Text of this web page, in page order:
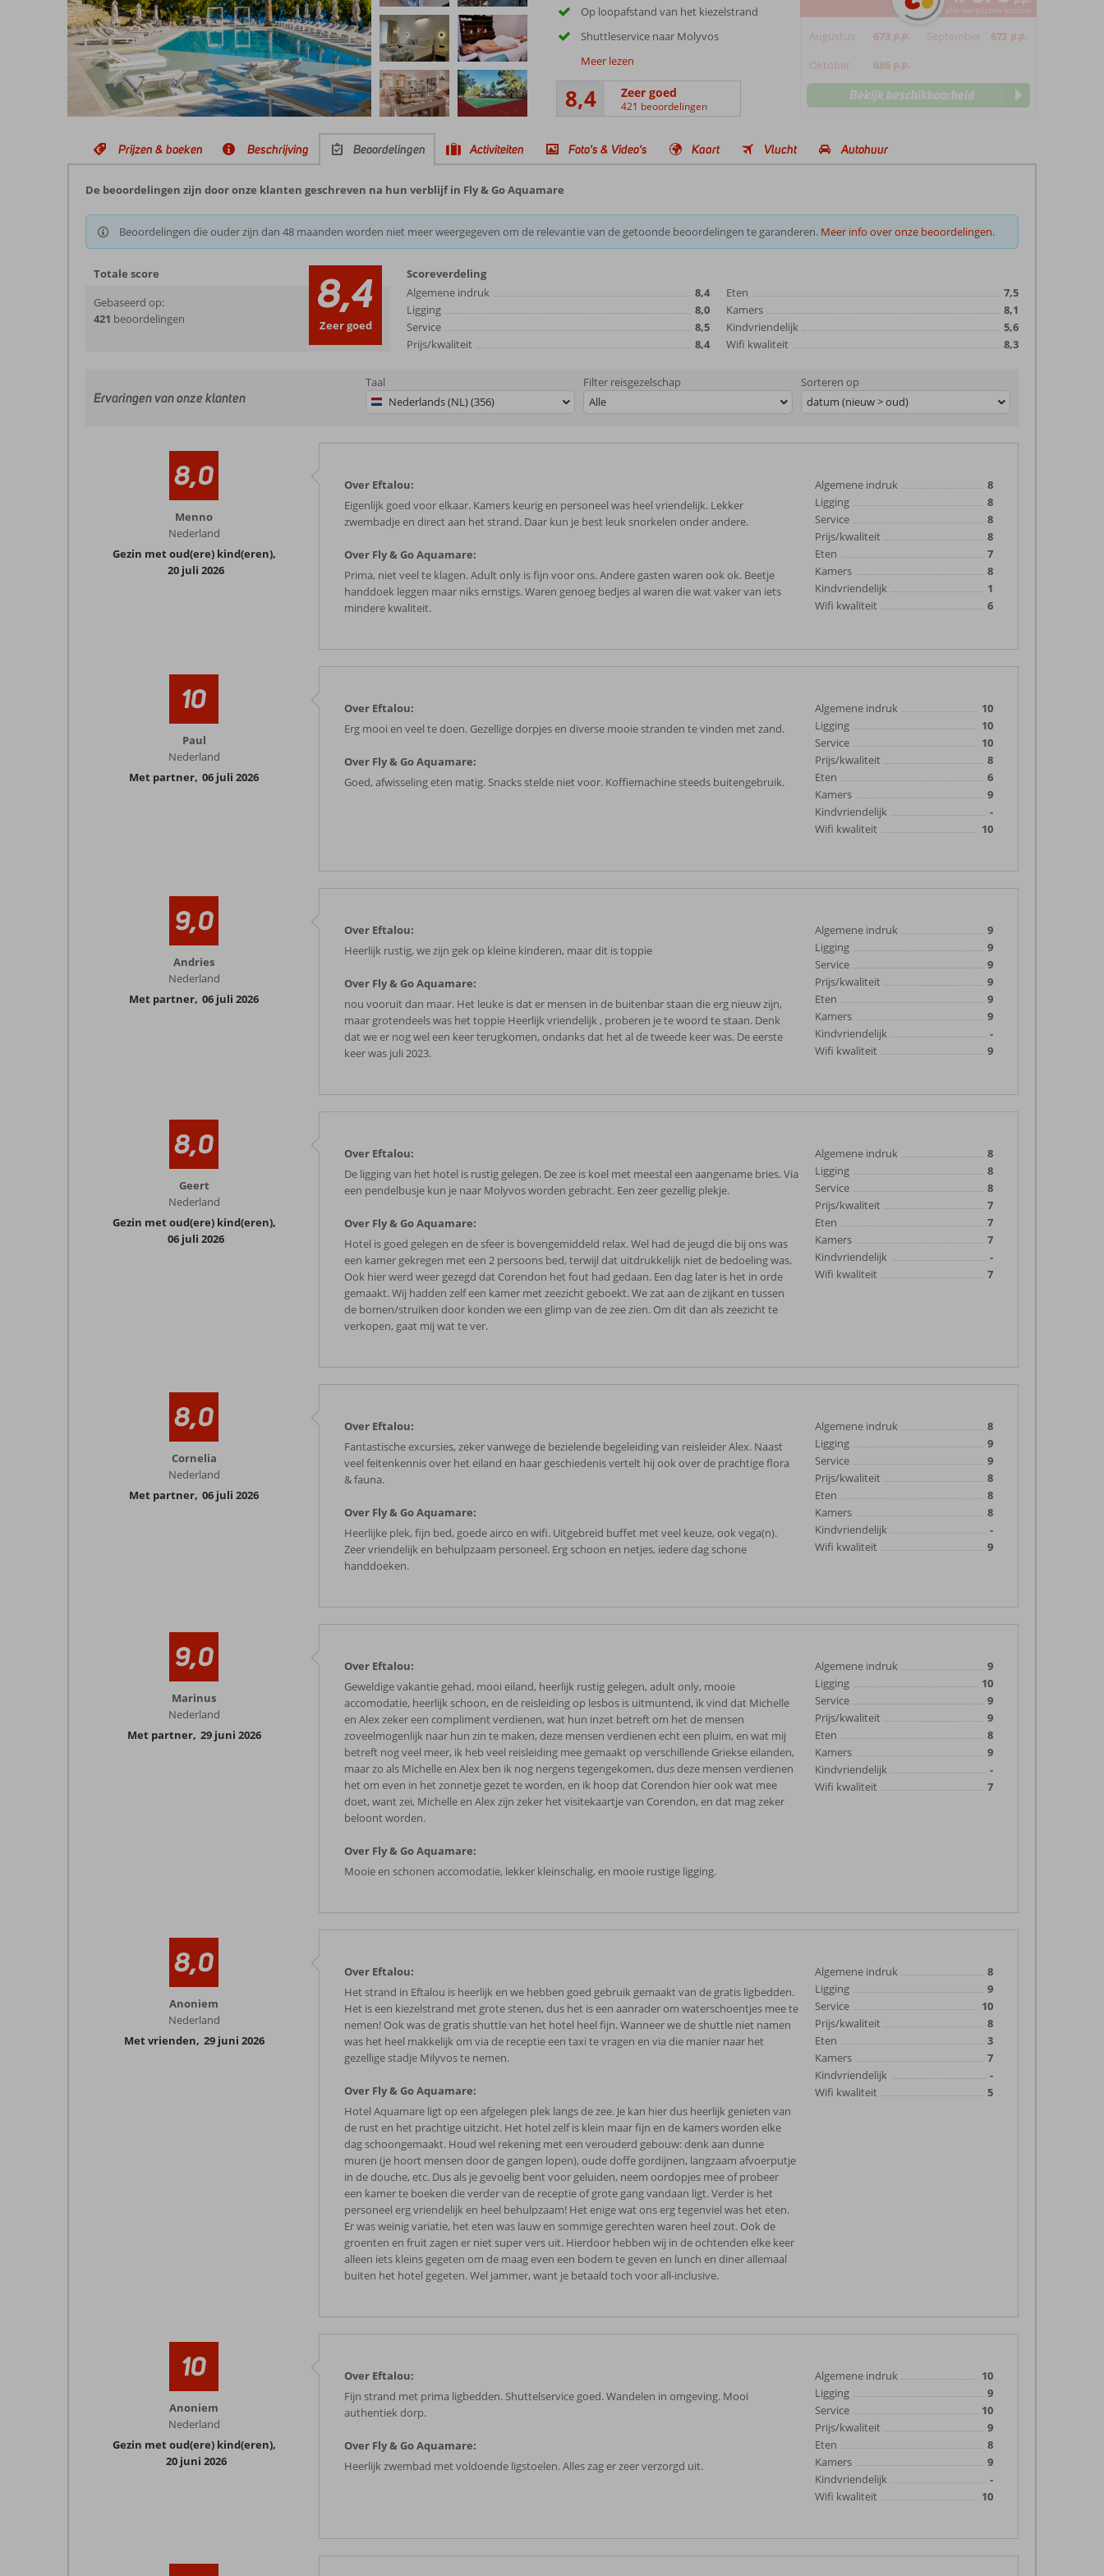
Op loopafstand van het kiezelstrand
Shuttleservice naar Molyvos
Meer lezen
8,4 Zeer goed
421 beoordelingen
*incl. alle verplichte kosten
Augustus 673 p.p. September 673 p.p.
Oktober 686 p.p.
Bekijk beschikbaarheid
Prijzen & boeken Beschrijving Beoordelingen Activiteiten Foto's & Video's Kaart Vlucht Autohuur
De beoordelingen zijn door onze klanten geschreven na hun verblijf in Fly & Go Aquamare
Beoordelingen die ouder zijn dan 48 maanden worden niet meer weergegeven om de relevantie van de getoonde beoordelingen te garanderen. Meer info over onze beoordelingen.
Totale score
Gebaseerd op:
421 beoordelingen 8,4
Zeer goed
Scoreverdeling
Algemene indruk
8,4
Ligging
8,0
Service
8,5
Prijs/kwaliteit
8,4
Eten
7,5
Kamers
8,1
Kindvriendelijk
5,6
Wifi kwaliteit
8,3
Ervaringen van onze klanten
Taal
Nederlands (NL) (356)
Filter reisgezelschap
Alle
Sorteren op
datum (nieuw > oud)
8,0
Menno
Nederland
Gezin met oud(ere) kind(eren),
20 juli 2026
Over Eftalou:
Eigenlijk goed voor elkaar. Kamers keurig en personeel was heel vriendelijk. Lekker
zwembadje en direct aan het strand. Daar kun je best leuk snorkelen onder andere.
Over Fly & Go Aquamare:
Prima, niet veel te klagen. Adult only is fijn voor ons. Andere gasten waren ook ok. Beetje
handdoek leggen maar niks ernstigs. Waren genoeg bedjes al waren die wat vaker van iets
mindere kwaliteit.
Algemene indruk
8
Ligging
8
Service
8
Prijs/kwaliteit
8
Eten
7
Kamers
8
Kindvriendelijk
1
Wifi kwaliteit
6
10
Paul
Nederland
Met partner, 06 juli 2026
Over Eftalou:
Erg mooi en veel te doen. Gezellige dorpjes en diverse mooie stranden te vinden met zand.
Over Fly & Go Aquamare:
Goed, afwisseling eten matig. Snacks stelde niet voor. Koffiemachine steeds buitengebruik.
Algemene indruk
10
Ligging
10
Service
10
Prijs/kwaliteit
8
Eten
6
Kamers
9
Kindvriendelijk
-
Wifi kwaliteit
10
9,0
Andries
Nederland
Met partner, 06 juli 2026
Over Eftalou:
Heerlijk rustig, we zijn gek op kleine kinderen, maar dit is toppie
Over Fly & Go Aquamare:
nou vooruit dan maar. Het leuke is dat er mensen in de buitenbar staan die erg nieuw zijn,
maar grotendeels was het toppie Heerlijk vriendelijk , proberen je te woord te staan. Denk
dat we er nog wel een keer terugkomen, ondanks dat het al de tweede keer was. De eerste
keer was juli 2023.
Algemene indruk
9
Ligging
9
Service
9
Prijs/kwaliteit
9
Eten
9
Kamers
9
Kindvriendelijk
-
Wifi kwaliteit
9
8,0
Geert
Nederland
Gezin met oud(ere) kind(eren),
06 juli 2026
Over Eftalou:
De ligging van het hotel is rustig gelegen. De zee is koel met meestal een aangename bries. Via
een pendelbusje kun je naar Molyvos worden gebracht. Een zeer gezellig plekje.
Over Fly & Go Aquamare:
Hotel is goed gelegen en de sfeer is bovengemiddeld relax. Wel had de jeugd die bij ons was
een kamer gekregen met een 2 persoons bed, terwijl dat uitdrukkelijk niet de bedoeling was.
Ook hier werd weer gezegd dat Corendon het fout had gedaan. Een dag later is het in orde
gemaakt. Wij hadden zelf een kamer met zeezicht geboekt. We zat aan de zijkant en tussen
de bomen/struiken door konden we een glimp van de zee zien. Om dit dan als zeezicht te
verkopen, gaat mij wat te ver.
Algemene indruk
8
Ligging
8
Service
8
Prijs/kwaliteit
7
Eten
7
Kamers
7
Kindvriendelijk
-
Wifi kwaliteit
7
8,0
Cornelia
Nederland
Met partner, 06 juli 2026
Over Eftalou:
Fantastische excursies, zeker vanwege de bezielende begeleiding van reisleider Alex. Naast
veel feitenkennis over het eiland en haar geschiedenis vertelt hij ook over de prachtige flora
& fauna.
Over Fly & Go Aquamare:
Heerlijke plek, fijn bed, goede airco en wifi. Uitgebreid buffet met veel keuze, ook vega(n).
Zeer vriendelijk en behulpzaam personeel. Erg schoon en netjes, iedere dag schone
handdoeken.
Algemene indruk
8
Ligging
9
Service
9
Prijs/kwaliteit
8
Eten
8
Kamers
8
Kindvriendelijk
-
Wifi kwaliteit
9
9,0
Marinus
Nederland
Met partner, 29 juni 2026
Over Eftalou:
Geweldige vakantie gehad, mooi eiland, heerlijk rustig gelegen, adult only, mooie
accomodatie, heerlijk schoon, en de reisleiding op lesbos is uitmuntend, ik vind dat Michelle
en Alex zeker een compliment verdienen, wat hun inzet betreft om het de mensen
zoveelmogenlijk naar hun zin te maken, deze mensen verdienen echt een pluim, en wat mij
betreft nog veel meer, ik heb veel reisleiding mee gemaakt op verschillende Griekse eilanden,
maar zo als Michelle en Alex ben ik nog nergens tegengekomen, dus deze mensen verdienen
het om even in het zonnetje gezet te worden, en ik hoop dat Corendon hier ook wat mee
doet, want zei, Michelle en Alex zijn zeker het visitekaartje van Corendon, en dat mag zeker
beloont worden.
Over Fly & Go Aquamare:
Mooie en schonen accomodatie, lekker kleinschalig, en mooie rustige ligging.
Algemene indruk
9
Ligging
10
Service
9
Prijs/kwaliteit
9
Eten
8
Kamers
9
Kindvriendelijk
-
Wifi kwaliteit
7
8,0
Anoniem
Nederland
Met vrienden, 29 juni 2026
Over Eftalou:
Het strand in Eftalou is heerlijk en we hebben goed gebruik gemaakt van de gratis ligbedden.
Het is een kiezelstrand met grote stenen, dus het is een aanrader om waterschoentjes mee te
nemen! Ook was de gratis shuttle van het hotel heel fijn. Wanneer we de shuttle niet namen
was het heel makkelijk om via de receptie een taxi te vragen en via die manier naar het
gezellige stadje Milyvos te nemen.
Over Fly & Go Aquamare:
Hotel Aquamare ligt op een afgelegen plek langs de zee. Je kan hier dus heerlijk genieten van
de rust en het prachtige uitzicht. Het hotel zelf is klein maar fijn en de kamers worden elke
dag schoongemaakt. Houd wel rekening met een verouderd gebouw: denk aan dunne
muren (je hoort mensen door de gangen lopen), oude doffe gordijnen, langzaam afvoerputje
in de douche, etc. Dus als je gevoelig bent voor geluiden, neem oordopjes mee of probeer
een kamer te boeken die verder van de receptie of grote gang vandaan ligt. Verder is het
personeel erg vriendelijk en heel behulpzaam! Het enige wat ons erg tegenviel was het eten.
Er was weinig variatie, het eten was lauw en sommige gerechten waren heel zout. Ook de
groenten en fruit zagen er niet super vers uit. Hierdoor hebben wij in de ochtenden elke keer
alleen iets kleins gegeten om de maag even een bodem te geven en lunch en diner allemaal
buiten het hotel gegeten. Wel jammer, want je betaald toch voor all-inclusive.
Algemene indruk
8
Ligging
9
Service
10
Prijs/kwaliteit
8
Eten
3
Kamers
7
Kindvriendelijk
-
Wifi kwaliteit
5
10
Anoniem
Nederland
Gezin met oud(ere) kind(eren),
20 juni 2026
Over Eftalou:
Fijn strand met prima ligbedden. Shuttelservice goed. Wandelen in omgeving. Mooi
authentiek dorp.
Over Fly & Go Aquamare:
Heerlijk zwembad met voldoende ligstoelen. Alles zag er zeer verzorgd uit.
Algemene indruk
10
Ligging
9
Service
10
Prijs/kwaliteit
9
Eten
8
Kamers
9
Kindvriendelijk
-
Wifi kwaliteit
10